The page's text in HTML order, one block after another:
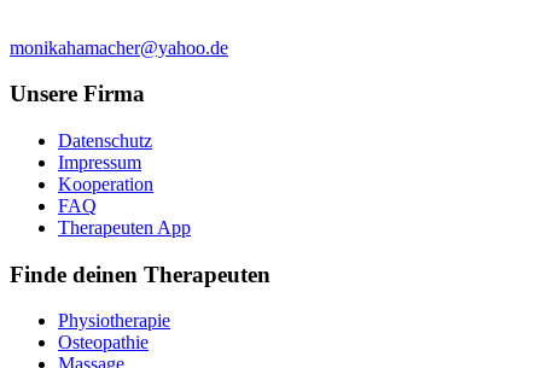
monikahamacher@yahoo.de
Unsere Firma
Datenschutz
Impressum
Kooperation
FAQ
Therapeuten App
Finde deinen Therapeuten
Physiotherapie
Osteopathie